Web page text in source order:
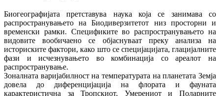
Биогеографијата претставува наука која се занимава со
распространувањето на Биодиверзитетот низ просторни и
временски рамки. Спецификите во распространувањето на
видовите вообичаено се објаснуваат преку анализа на
историските фактори, како што се специјацијата, глацијалните
фази и исчезнувањето во комбинација со ареалот на
распространување.
Зоналната варијабилност на температурата на планетата Земја
довела до диференцијација на флората и фауната
карактеристична за Тропскиот, Умерениот и Поларните